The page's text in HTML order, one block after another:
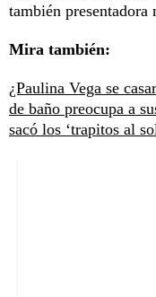
también presentadora
Mira también:
¿Paulina Vega se
de baño preocupa a
sacó los ‘trapitos al